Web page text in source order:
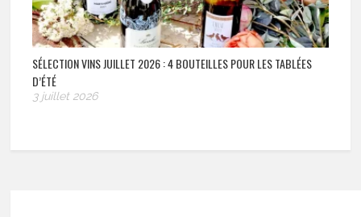
SÉLECTION VINS JUILLET 2026 : 4 BOUTEILLES POUR LES TABLÉES
D’ÉTÉ
3 juillet 2026